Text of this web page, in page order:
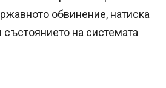
обвинение, натиска
състоянието на системата